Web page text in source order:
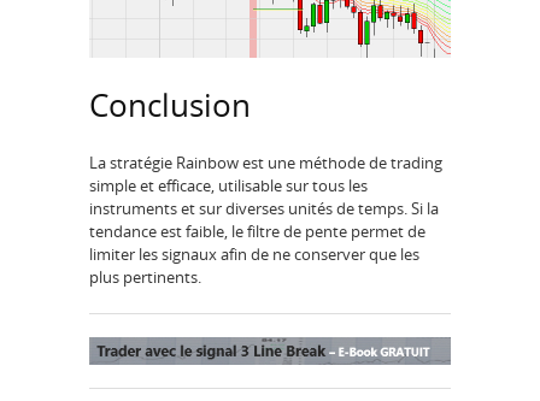
Conclusion
La stratégie Rainbow est une méthode de trading
simple et efficace, utilisable sur tous les
instruments et sur diverses unités de temps. Si la
tendance est faible, le filtre de pente permet de
limiter les signaux afin de ne conserver que les
plus pertinents.